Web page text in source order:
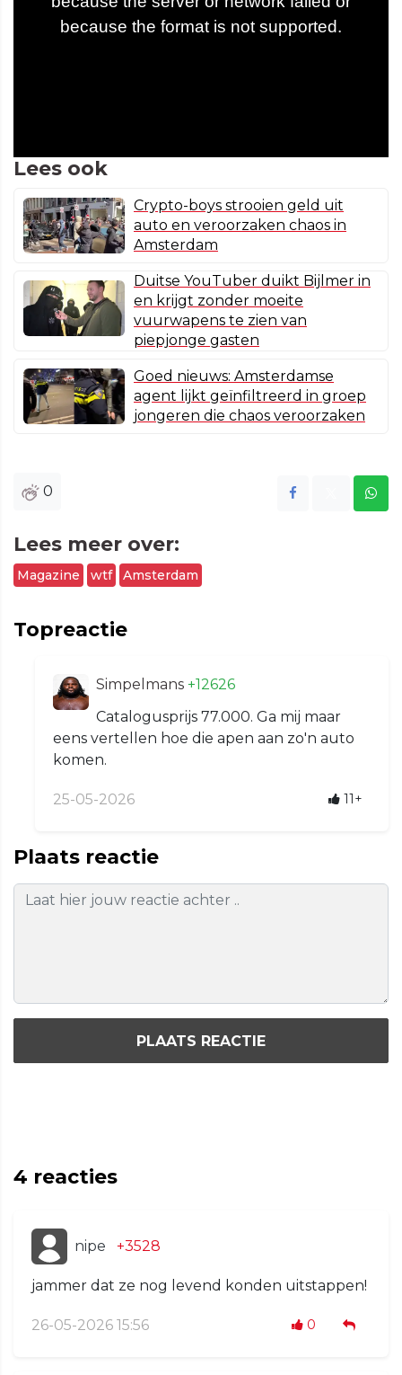
Lees ook
Crypto-boys strooien geld uit
auto en veroorzaken chaos in
Amsterdam
Duitse YouTuber duikt Bijlmer in
en krijgt zonder moeite
vuurwapens te zien van
piepjonge gasten
Goed nieuws: Amsterdamse
agent lijkt geïnfiltreerd in groep
jongeren die chaos veroorzaken
0
Lees meer over:
Magazine wtf Amsterdam
Topreactie
Simpelmans +12626
Catalogusprijs 77.000. Ga mij maar
eens vertellen hoe die apen aan zo'n auto
komen.
25-05-2026 11+
Plaats reactie
PLAATS REACTIE
4 reacties
nipe +3528
jammer dat ze nog levend konden uitstappen!
26-05-2026 15:56 0